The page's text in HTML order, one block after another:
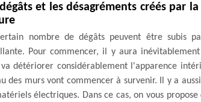
et les désagréments créés par
nombre de dégâts peuvent être subis
Pour commencer, il y aura
détériorer considérablement l'apparence
des murs vont commencer à survenir. Il y a
électriques. Dans ce cas, on vous